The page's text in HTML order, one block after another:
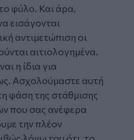
φύλο. Και άρα,
εισάγονται
αντιμετώπιση οι
αιτιολογημένα.
η ίδια για
Ασχολούμαστε αυτή
φάση της στάθμισης
που σας ανέφερα
την πλέον